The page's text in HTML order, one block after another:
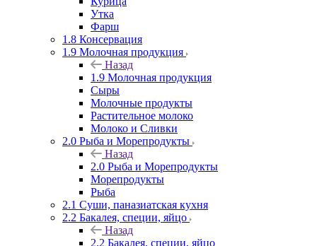
Утка
Фарш
1.8 Консервация
1.9 Молочная продукция
Назад
1.9 Молочная продукция
Сыры
Молочные продукты
Растительное молоко
Молоко и Сливки
2.0 Рыба и Морепродукты
Назад
2.0 Рыба и Морепродукты
Морепродукты
Рыба
2.1 Суши, паназиатская кухня
2.2 Бакалея, специи, яйцо
Назад
2.2 Бакалея, специи, яйцо